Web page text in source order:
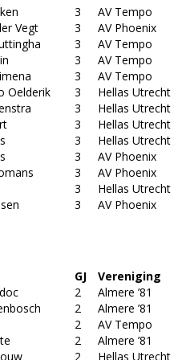
3
AV Tempo
Vegt 3
AV Phoenix
3
AV Tempo
3
AV Tempo
3
AV Tempo
Oelderik 3
Hellas Utrecht
3
Hellas Utrecht
3
Hellas Utrecht
3
Hellas Utrecht
3
AV Phoenix
3
AV Phoenix
3
Hellas Utrecht
3 AV Phoenix
GJ
Vereniging
2
Almere ’81
2
Almere ’81
2
AV Tempo
2
Almere ’81
2 Hellas Utrecht